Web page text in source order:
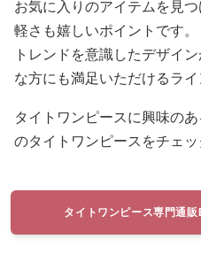
お気に入りのアイテムを見
軽さも嬉しいポイントです。
トレンドを意識したデザイ
な方にも満足いただけるライ
タイトワンピースに興味の
のタイトワンピースをチェッ
タイトワンピース専門通